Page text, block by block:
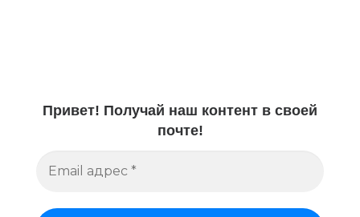
Привет! Получай наш контент в своей
почте!